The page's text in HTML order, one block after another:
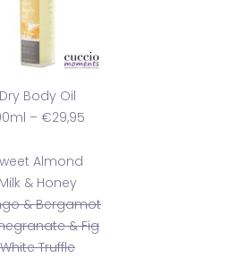
Dry Body Oil
– €29,95
Almond
Milk & Honey
& Bergamot
& Fig
White Truffle